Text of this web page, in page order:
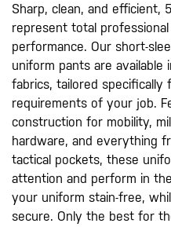
Sharp, clean, and efficient,
represent total
performance. Our short-
uniform pants are available
fabrics, tailored specifically
requirements of your job.
construction for mobility,
hardware, and everything
tactical pockets, these
attention and perform in
your uniform stain-free,
secure. Only the best for